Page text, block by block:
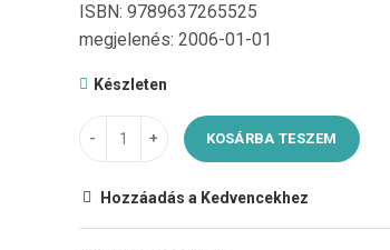
ISBN: 9789637265525
megjelenés: 2006-01-01
Készleten
KOSÁRBA TESZEM
Hozzáadás a Kedvencekhez